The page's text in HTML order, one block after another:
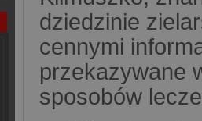
dziedzinie
cennymi
przekazywane
sposobów